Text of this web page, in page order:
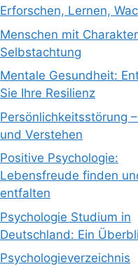
Erforschen, Lernen,
Menschen mit
Selbstachtung
Mentale Gesundheit:
Sie Ihre Resilienz
Persönlichkeitsstörung
und Verstehen
Positive Psychologie:
Lebensfreude finden
entfalten
Psychologie Studium in
Deutschland: Ein
Psychologieverzeichnis